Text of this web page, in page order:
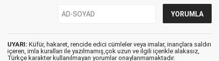
UYARI: Küfür, hakaret, rencide edici cümleler veya imalar, inançlara saldırı
içeren, imla kuralları ile yazılmamış,çok uzun ve ilgili içerikle alakasız,
Türkçe karakter kullanılmayan yorumlar onaylanmamaktadır.